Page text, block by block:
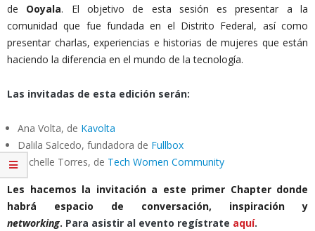
de Ooyala. El objetivo de esta sesión es presentar a la
comunidad que fue fundada en el Distrito Federal, así como
presentar charlas, experiencias e historias de mujeres que están
haciendo la diferencia en el mundo de la tecnología.
Las invitadas de esta edición serán:
Ana Volta, de Kavolta
Dalila Salcedo, fundadora de Fullbox
Michelle Torres, de Tech Women Community
Les hacemos la invitación a este primer Chapter donde
habrá espacio de conversación, inspiración y
networking. Para asistir al evento regístrate aquí.